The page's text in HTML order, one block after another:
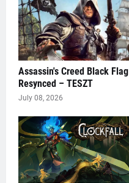
Assassin's Creed Black Flag
Resynced – TESZT
July 08, 2026